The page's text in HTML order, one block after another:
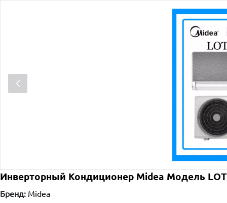
Инверторный Кондиционер Midea Модель
Бренд: Midea